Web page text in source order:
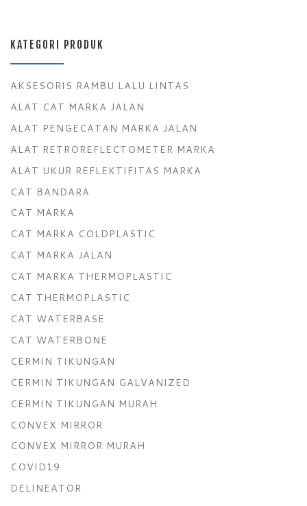
KATEGORI PRODUK
AKSESORIS RAMBU LALU LINTAS
ALAT CAT MARKA JALAN
ALAT PENGECATAN MARKA JALAN
ALAT RETROREFLECTOMETER MARKA
ALAT UKUR REFLEKTIFITAS MARKA
CAT BANDARA
CAT MARKA
CAT MARKA COLDPLASTIC
CAT MARKA JALAN
CAT MARKA THERMOPLASTIC
CAT THERMOPLASTIC
CAT WATERBASE
CAT WATERBONE
CERMIN TIKUNGAN
CERMIN TIKUNGAN GALVANIZED
CERMIN TIKUNGAN MURAH
CONVEX MIRROR
CONVEX MIRROR MURAH
COVID19
DELINEATOR